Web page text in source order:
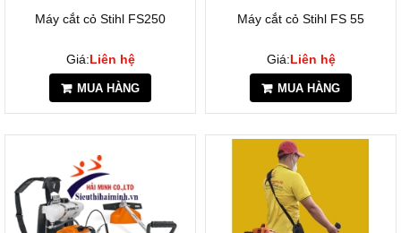
Máy cắt cỏ Stihl FS250
Giá:Liên hệ
MUA HÀNG
Máy cắt cỏ Stihl FS 55
Giá:Liên hệ
MUA HÀNG